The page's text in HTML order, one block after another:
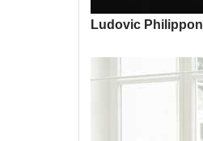
Ludovic Philippon